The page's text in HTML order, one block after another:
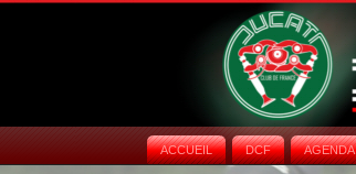
ACCUEIL DCF AGENDA